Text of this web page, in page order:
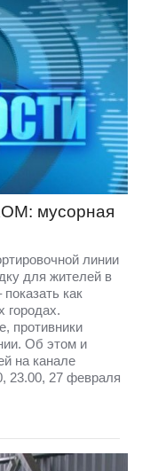
мусорная
линии
для жителей в
как
городах.
противники
Об этом и
на канале
23.00, 27 февраля